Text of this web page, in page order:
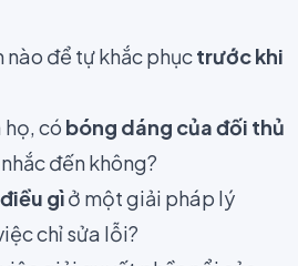
để tự khắc phụctrước khi
họ, có bóng dáng của đối thủ
đến không?
gìở một giải pháp lý
chỉ sửa lỗi?